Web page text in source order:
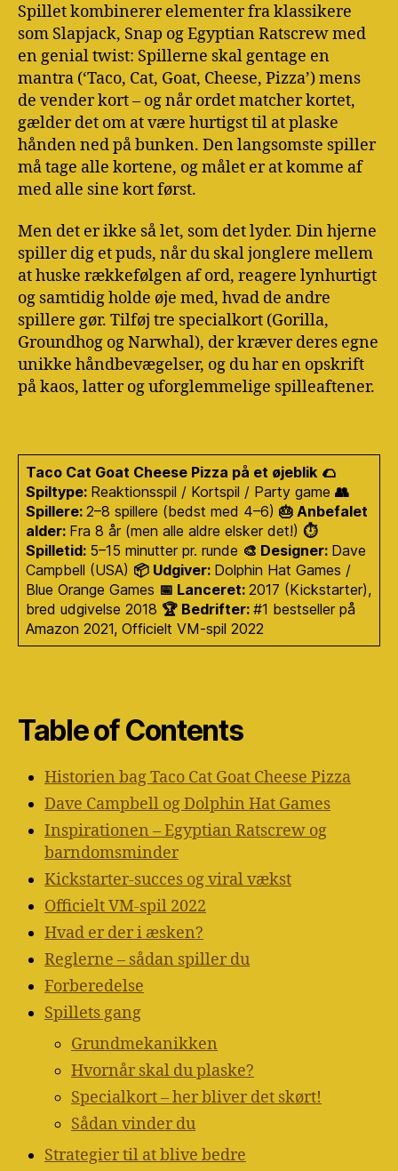
Spillet kombinerer elementer fra klassikere
som Slapjack, Snap og Egyptian Ratscrew med
en genial twist: Spillerne skal gentage en
mantra (‘Taco, Cat, Goat, Cheese, Pizza’) mens
de vender kort – og når ordet matcher kortet,
gælder det om at være hurtigst til at plaske
hånden ned på bunken. Den langsomste spiller
må tage alle kortene, og målet er at komme af
med alle sine kort først.
Men det er ikke så let, som det lyder. Din hjerne
spiller dig et puds, når du skal jonglere mellem
at huske rækkefølgen af ord, reagere lynhurtigt
og samtidig holde øje med, hvad de andre
spillere gør. Tilføj tre specialkort (Gorilla,
Groundhog og Narwhal), der kræver deres egne
unikke håndbevægelser, og du har en opskrift
på kaos, latter og uforglemmelige spilleaftener.
Taco Cat Goat Cheese Pizza på et øjeblik 🌮
Spiltype: Reaktionsspil / Kortspil / Party game 👥
Spillere: 2–8 spillere (bedst med 4–6) 🎂 Anbefalet
alder: Fra 8 år (men alle aldre elsker det!) ⏱️
Spilletid: 5–15 minutter pr. runde 🎨 Designer: Dave
Campbell (USA) 📦 Udgiver: Dolphin Hat Games /
Blue Orange Games 📅 Lanceret: 2017 (Kickstarter),
bred udgivelse 2018 🏆 Bedrifter: #1 bestseller på
Amazon 2021, Officielt VM-spil 2022
Table of Contents
Historien bag Taco Cat Goat Cheese Pizza
Dave Campbell og Dolphin Hat Games
Inspirationen – Egyptian Ratscrew og
barndomsminder
Kickstarter-succes og viral vækst
Officielt VM-spil 2022
Hvad er der i æsken?
Reglerne – sådan spiller du
Forberedelse
Spillets gang
Grundmekanikken
Hvornår skal du plaske?
Specialkort – her bliver det skørt!
Sådan vinder du
Strategier til at blive bedre